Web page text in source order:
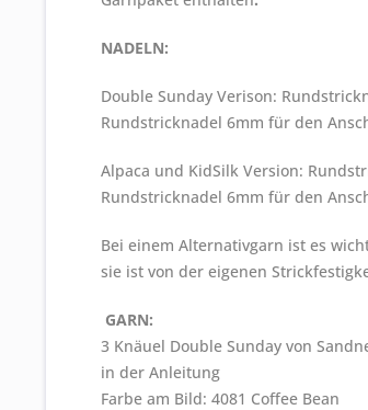
NADELN:
Double Sunday Verison:
Rundstricknadel 6mm für den
Alpaca und KidSilk Version:
Rundstricknadel 6mm für den
Bei einem Alternativgarn ist es
sie ist von der eigenen
GARN:
3 Knäuel Double Sunday von
in der Anleitung
Farbe am Bild: 4081 Coffee Bean